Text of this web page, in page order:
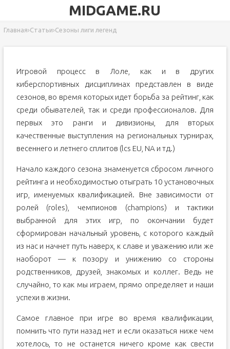
MIDGAME.RU
Главная›Статьи›Сезоны лиги легенд
Игровой процесс в Лоле, как и в других
киберспортивных дисциплинах представлен в виде
сезонов, во время которых идет борьба за рейтинг, как
среди обывателей, так и среди профессионалов. Для
первых это ранги и дивизионы, для вторых
качественные выступления на региональных турнирах,
весеннего и летнего сплитов (lcs EU, NA и тд.)
Начало каждого сезона знаменуется сбросом личного
рейтинга и необходимостью отыграть 10 установочных
игр, именуемых квалификацией. Вне зависимости от
ролей (roles), чемпионов (champions) и тактики
выбранной для этих игр, по окончании будет
сформирован начальный уровень, с которого каждый
из нас и начнет путь наверх, к славе и уважению или же
наоборот — к позору и унижению со стороны
родственников, друзей, знакомых и коллег. Ведь не
случайно, то как мы играем, прямо определяет и наши
успехи в жизни.
Самое главное при игре во время квалификации,
помнить что пути назад нет и если оказаться ниже чем
хотелось, то не останется ничего кроме как свести